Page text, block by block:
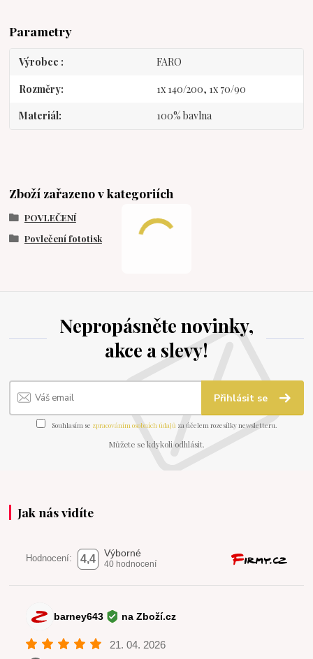
Parametry
Výrobce FARO
Rozměry 1x 140/200, 1x 70/90
Materiál 100% bavlna
Zboží zařazeno v kategoriích
POVLEČENÍ
Povlečení fototisk
Nepropásněte novinky,
akce a slevy!
Přihlásit se
Souhlasím se zpracováním osobních údajů za účelem rozesílky newsletteru.
Můžete se kdykoli odhlásit.
Jak nás vidíte